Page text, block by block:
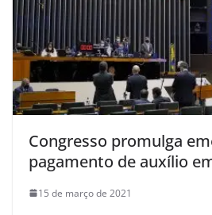
Congresso promulga
pagamento de auxílio
15 de março de 2021